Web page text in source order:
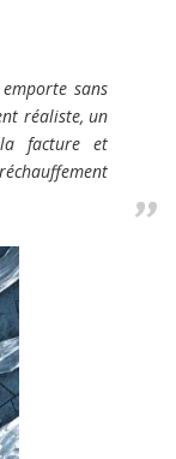
sans
réaliste, un
facture et